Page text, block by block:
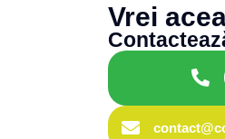
Vrei